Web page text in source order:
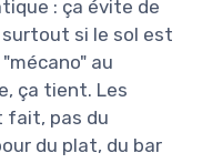
: ça évite de
si le sol est
au
ça tient. Les
fait, pas du
du plat, du bar